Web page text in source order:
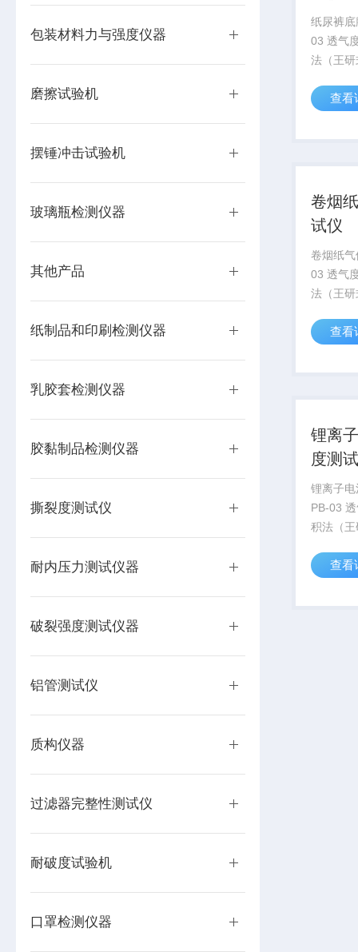
包装材料力与强度仪器
磨擦试验机
摆锤冲击试验机
玻璃瓶检测仪器
其他产品
纸制品和印刷检测仪器
乳胶套检测仪器
胶黏制品检测仪器
撕裂度测试仪
耐内压力测试仪器
破裂强度测试仪器
铝管测试仪
质构仪器
过滤器完整性测试仪
耐破度试验机
口罩检测仪器
纸尿裤
03 透气
法（王
相关聚
种纸张
查看
卷烟
试仪
卷烟纸
03 透气
法（王
相关聚
种纸张
查看
锂离
度测
锂离子
PB-03
积法（
及相关
各种纸
查看